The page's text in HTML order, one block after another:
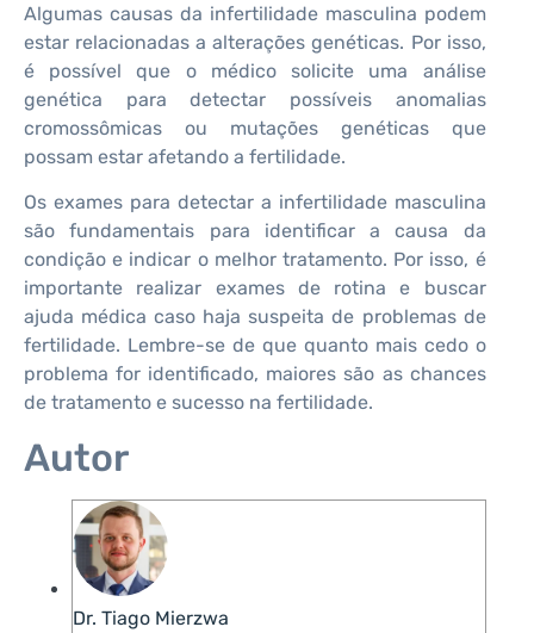
Algumas causas da infertilidade masculina podem
estar relacionadas a alterações genéticas. Por isso,
é possível que o médico solicite uma análise
genética para detectar possíveis anomalias
cromossômicas ou mutações genéticas que
possam estar afetando a fertilidade.
Os exames para detectar a infertilidade masculina
são fundamentais para identificar a causa da
condição e indicar o melhor tratamento. Por isso, é
importante realizar exames de rotina e buscar
ajuda médica caso haja suspeita de problemas de
fertilidade. Lembre-se de que quanto mais cedo o
problema for identificado, maiores são as chances
de tratamento e sucesso na fertilidade.
Autor
Dr. Tiago Mierzwa